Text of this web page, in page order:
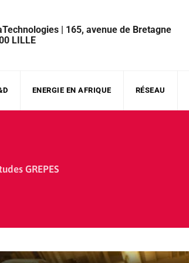
| 165, avenue de Bretagne
LILLE
ENERGIE EN AFRIQUE RÉSEAU
GREPES